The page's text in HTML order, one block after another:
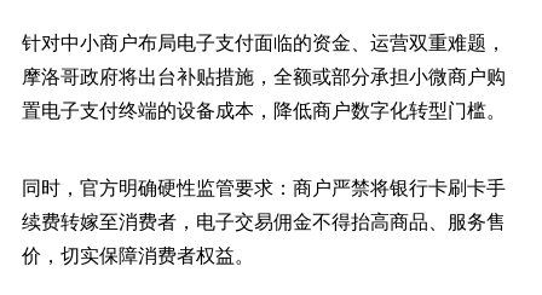
针对中小商户布局电子支付面临的资金、运营双重难题，
摩洛哥政府将出台补贴措施，全额或部分承担小微商户购
置电子支付终端的设备成本，降低商户数字化转型门槛。
同时，官方明确硬性监管要求：商户严禁将银行卡刷卡手
续费转嫁至消费者，电子交易佣金不得抬高商品、服务售
价，切实保障消费者权益。